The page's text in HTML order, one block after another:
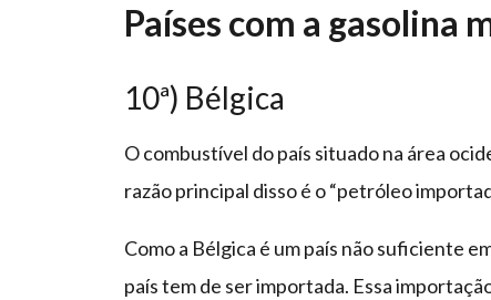
Países com a gasolina
10ª) Bélgica
O combustível do país situado na área
razão principal disso é o “petróleo
Como a Bélgica é um país não suficiente
país tem de ser importada. Essa